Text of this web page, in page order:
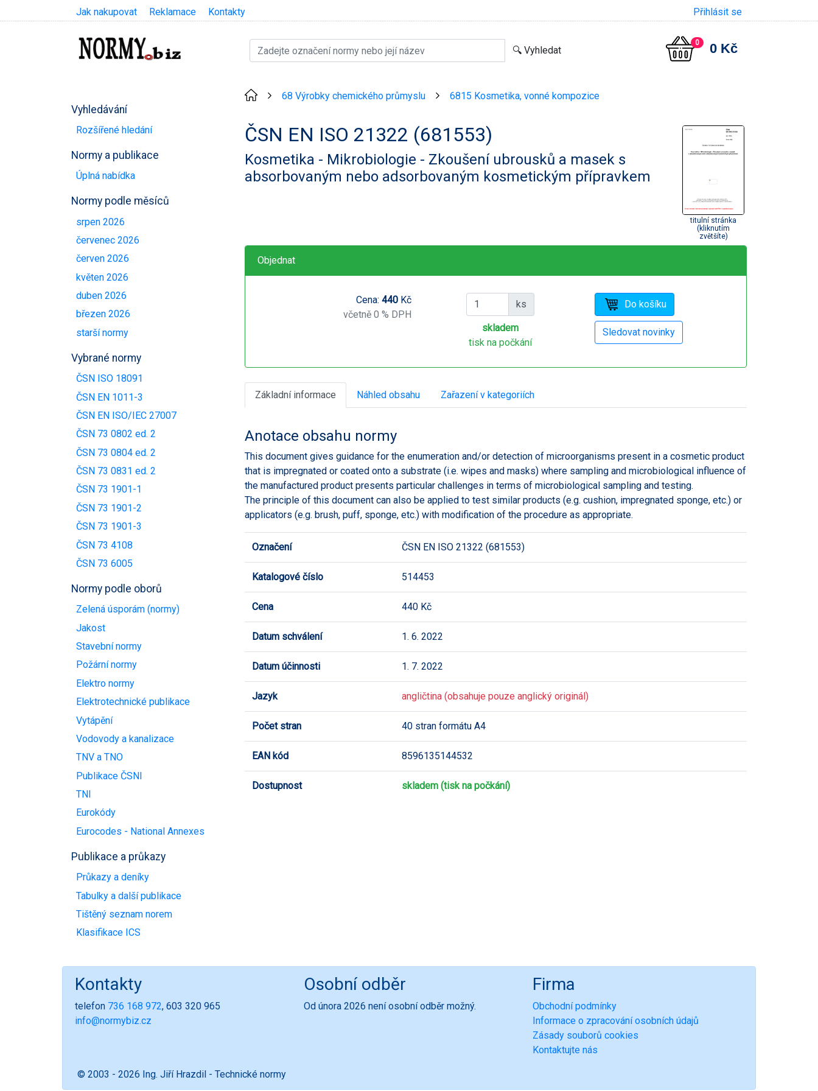
Jak nakupovat Reklamace Kontakty Přihlásit se
0 0 Kč
Vyhledávání
Rozšířené hledání
Normy a publikace
Úplná nabídka
Normy podle měsíců
srpen 2026
červenec 2026
červen 2026
květen 2026
duben 2026
březen 2026
starší normy
Vybrané normy
ČSN ISO 18091
ČSN EN 1011-3
ČSN EN ISO/IEC 27007
ČSN 73 0802 ed. 2
ČSN 73 0804 ed. 2
ČSN 73 0831 ed. 2
ČSN 73 1901-1
ČSN 73 1901-2
ČSN 73 1901-3
ČSN 73 4108
ČSN 73 6005
Normy podle oborů
Zelená úsporám (normy)
Jakost
Stavební normy
Požární normy
Elektro normy
Elektrotechnické publikace
Vytápění
Vodovody a kanalizace
TNV a TNO
Publikace ČSNI
TNI
Eurokódy
Eurocodes - National Annexes
Publikace a průkazy
Průkazy a deníky
Tabulky a další publikace
Tištěný seznam norem
Klasifikace ICS
68 Výrobky chemického průmyslu 6815 Kosmetika, vonné kompozice
ČSN EN ISO 21322 (681553)
Kosmetika - Mikrobiologie - Zkoušení ubrousků a masek s
absorbovaným nebo adsorbovaným kosmetickým přípravkem
titulní stránka
(kliknutím
zvětšíte)
Objednat
Cena: 440Kč
včetně 0 % DPH
ks
skladem
tisk na počkání
Základní informace Náhled obsahu Zařazení v kategoriích
Anotace obsahu normy
This document gives guidance for the enumeration and/or detection of microorganisms present in a cosmetic product
that is impregnated or coated onto a substrate (i.e. wipes and masks) where sampling and microbiological influence of
the manufactured product presents particular challenges in terms of microbiological sampling and testing.
The principle of this document can also be applied to test similar products (e.g. cushion, impregnated sponge, etc.) or
applicators (e.g. brush, puff, sponge, etc.) with modification of the procedure as appropriate.
Označení ČSN EN ISO 21322 (681553)
Katalogové číslo 514453
Cena 440 Kč
Datum schválení 1. 6. 2022
Datum účinnosti 1. 7. 2022
Jazyk angličtina (obsahuje pouze anglický originál)
Počet stran 40 stran formátu A4
EAN kód 8596135144532
Dostupnost skladem (tisk na počkání)
Kontakty
telefon 736 168 972, 603 320 965
info@normybiz.cz
Osobní odběr
Od února 2026 není osobní odběr možný.
Firma
Obchodní podmínky
Informace o zpracování osobních údajů
Zásady souborů cookies
Kontaktujte nás
© 2003 - 2026 Ing. Jiří Hrazdil - Technické normy